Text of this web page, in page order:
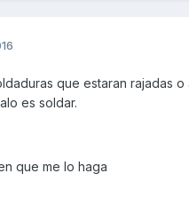
que estaran rajadas
es soldar.
que me lo haga